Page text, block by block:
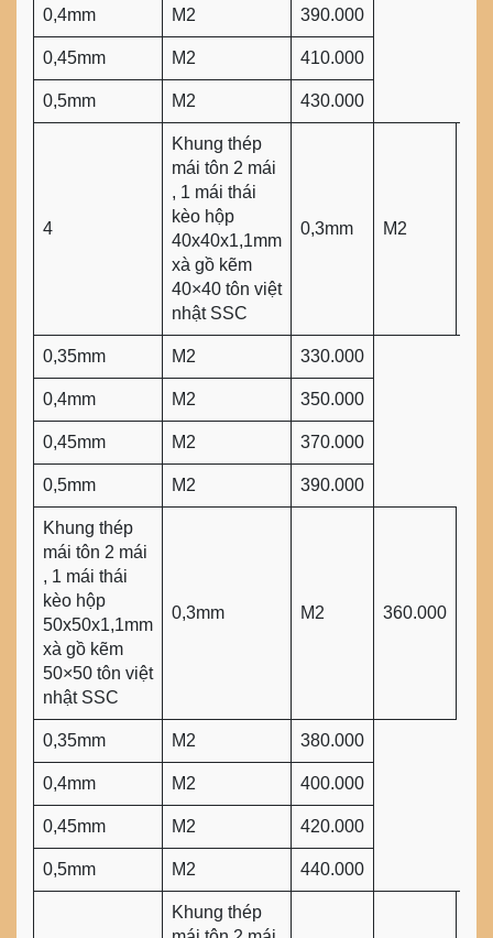
0,4mm M2 390.000
0,45mm M2 410.000
0,5mm M2 430.000
4
Khung thép
mái tôn 2 mái
, 1 mái thái
kèo hộp
40x40x1,1mm
xà gồ kẽm
40×40 tôn việt
nhật SSC
0,3mm M2
0,35mm M2 330.000
0,4mm M2 350.000
0,45mm M2 370.000
0,5mm M2 390.000
Khung thép
mái tôn 2 mái
, 1 mái thái
kèo hộp
50x50x1,1mm
xà gồ kẽm
50×50 tôn việt
nhật SSC
0,3mm M2 360.000
0,35mm M2 380.000
0,4mm M2 400.000
0,45mm M2 420.000
0,5mm M2 440.000
Khung thép